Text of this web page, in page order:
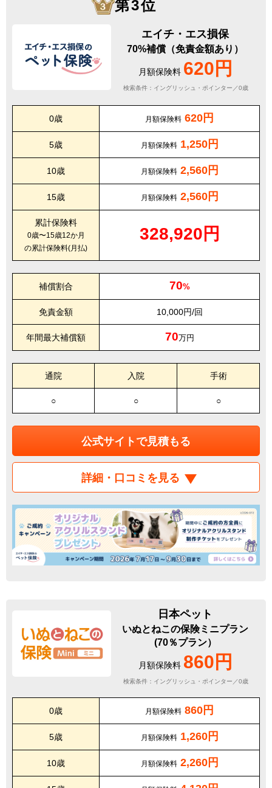
第3位
エイチ・エス損保
70%補償（免責金額あり）
月額保険料 620円
検索条件：イングリッシュ・ポインター／0歳
0歳 月額保険料 620円
5歳 月額保険料 1,250円
10歳 月額保険料 2,560円
15歳 月額保険料 2,560円
累計保険料
0歳〜15歳12か月
の累計保険料(月払)
328,920円
補償割合 70%
免責金額 10,000円/回
年間最大補償額 70万円
通院 入院 手術
○ ○ ○
公式サイトで見積もる
詳細・口コミを見る
日本ペット
いぬとねこの保険ミニプラン
(70％プラン）
月額保険料 860円
検索条件：イングリッシュ・ポインター／0歳
0歳 月額保険料 860円
5歳 月額保険料 1,260円
10歳 月額保険料 2,260円